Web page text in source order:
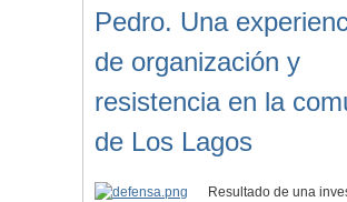
Pedro. Una
de organización y
resistencia en la
de Los Lagos
Resultado de una